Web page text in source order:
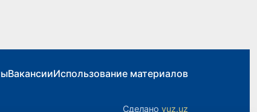
ВакансииИспользование материалов
Сделано yuz.uz